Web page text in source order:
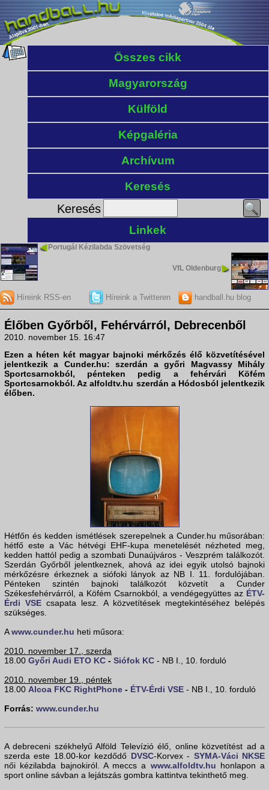
Összes cikk
Magyarország
Külföld
Képgaléria
Archívum
Keresés
Keresés
Linkek
Portugál Kézilabda Szövetség
VfL Oldenburg
Híreink RSS-en Híreink a Twitteren handball.hu blog
Élőben Győrből, Fehérvárról, Debrecenből
2010. november 15. 16:47
Ezen a héten két magyar bajnoki mérkőzés élő közvetítésével
jelentkezik a Cunder.hu: szerdán a győri Magvassy Mihály
Sportcsarnokból, pénteken pedig a fehérvári Köfém
Sportcsarnokból. Azalfoldtv.hu szerdán a Hódosból jelentkezik
élőben.
Hétfőn és kedden ismétlések szerepelnek a Cunder.hu műsorában:
hétfő este a Vác hétvégi EHF-kupa menetelését nézheted meg,
kedden hattól pedig a szombati Dunaújváros - Veszprém találkozót.
Szerdán Győrből jelentkeznek, ahová az idei egyik utolsó bajnoki
mérkőzésre érkeznek a siófoki lányok az NB I. 11. fordulójában.
Pénteken szintén bajnoki találkozót közvetít a Cunder
Székesfehérvárról, a Köfém Csarnokból, a vendégegyüttes az ÉTV-
Érdi VSE csapata lesz. A közvetítések megtekintéséhez belépés
szükséges.
Awww.cunder.hu heti műsora:
2010. november 17., szerda
18.00 Győri Audi ETO KC - Siófok KC - NB I., 10. forduló
2010. november 19., péntek
18.00 Alcoa FKC RightPhone - ÉTV-Érdi VSE - NB I., 10. forduló
Forrás: www.cunder.hu
A debreceni székhelyű Alföld Televízió élő, online közvetítést ad a
szerda este 18.00-kor kezdődő DVSC-Korvex - SYMA-Váci NKSE
női kézilabda bajnokiról. A meccs a www.alfoldtv.hu honlapon a
sport online sávban a lejátszás gombra kattintva tekinthető meg.